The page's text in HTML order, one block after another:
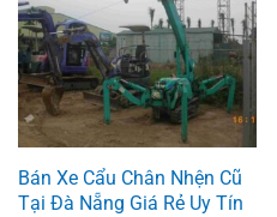
Bán Xe Cẩu Chân Nhện Cũ
Tại Đà Nẵng Giá Rẻ Uy Tín